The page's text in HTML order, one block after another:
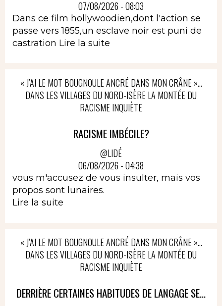
07/08/2026 - 08:03
Dans ce film hollywoodien,dont l'action se
passe vers 1855,un esclave noir est puni de
castration Lire la suite
« J’AI LE MOT BOUGNOULE ANCRÉ DANS MON CRÂNE »…
DANS LES VILLAGES DU NORD-ISÈRE LA MONTÉE DU
RACISME INQUIÈTE
RACISME IMBÉCILE?
@LIDÉ
06/08/2026 - 04:38
vous m'accusez de vous insulter, mais vos
propos sont lunaires.
Lire la suite
« J’AI LE MOT BOUGNOULE ANCRÉ DANS MON CRÂNE »…
DANS LES VILLAGES DU NORD-ISÈRE LA MONTÉE DU
RACISME INQUIÈTE
DERRIÈRE CERTAINES HABITUDES DE LANGAGE SE...